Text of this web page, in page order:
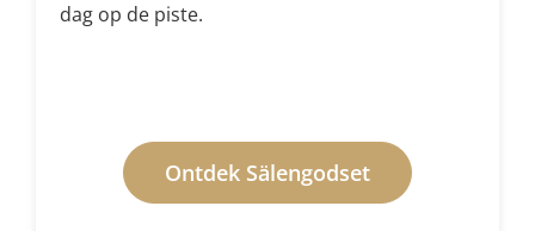
dag op de piste.
Ontdek Sälengodset